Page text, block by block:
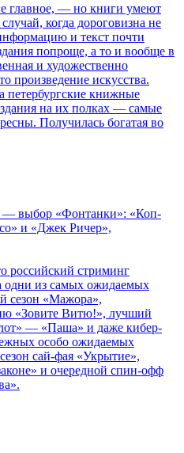
главное, — но книги умеют
когда дороговизна не
и текст почти
попроще, а то и вообще в
и художественно
произведение искусства.
петербургские книжные
на их полках — самые
Получилась богатая во
— выбор «Фонтанки»: «Коп-
и «Джек Ричер»,
российский стриминг
одни из самых ожидаемых
сезон «Мажора»,
«Зовите Витю!», лучший
— «Паша» и даже кибер-
особо ожидаемых
сай-фая «Укрытие»,
и очередной спин-офф